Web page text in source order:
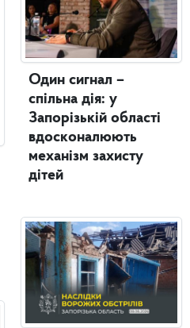
Один сигнал –
спільна дія: у
Запорізькій області
вдосконалюють
механізм захисту
дітей